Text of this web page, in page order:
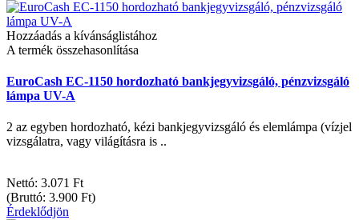
Hozzáadás a kívánságlistához
A termék összehasonlítása
EuroCash EC-1150 hordozható bankjegyvizsgáló, pénzvizsgáló
lámpa UV-A
2 az egyben hordozható, kézi bankjegyvizsgáló és elemlámpa (vízjel
vizsgálatra, vagy világításra is ..
Nettó: 3.071 Ft
(Bruttó: 3.900 Ft)
Érdeklődjön